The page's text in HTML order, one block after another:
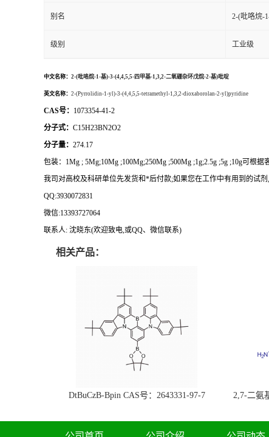
别名 2-(吡咯烷-
级别 工业级
中文名称： 2-(吡咯烷-1-基)-3-(4,4,5,5-四甲基-1,3,2-二氧硼杂环戊烷-2-基)吡啶
英文名称： 2-(Pyrrolidin-1-yl)-3-(4,4,5,5-tetramethyl-1,3,2-dioxaborolan-2-yl)pyridine
CAS号： 1073354-41-2
分子式： C15H23BN2O2
分子量： 274.17
包装： 1Mg ; 5Mg;10Mg ;100Mg;250Mg ;500Mg ;1g;2.5g ;5g ;10g可根
我司对高校及科研单位先发货和*后付款;如果您在工作中有用到的试剂
QQ:3930072831
微信:13393727064
联系人: 沈晓东(欢迎致电,或QQ、微信联系)
相关产品：
DtBuCzB-Bpin CAS号：2643331-97-7
2,7-二氨